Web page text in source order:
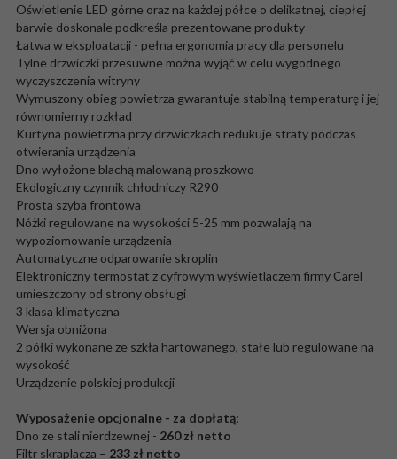
Oświetlenie LED górne oraz na każdej półce o delikatnej, ciepłej
barwie doskonale podkreśla prezentowane produkty
Łatwa w eksploatacji - pełna ergonomia pracy dla personelu
Tylne drzwiczki przesuwne można wyjąć w celu wygodnego
wyczyszczenia witryny
Wymuszony obieg powietrza gwarantuje stabilną temperaturę i jej
równomierny rozkład
Kurtyna powietrzna przy drzwiczkach redukuje straty podczas
otwierania urządzenia
Dno wyłożone blachą malowaną proszkowo
Ekologiczny czynnik chłodniczy R290
Prosta szyba frontowa
Nóżki regulowane na wysokości 5-25 mm pozwalają na
wypoziomowanie urządzenia
Automatyczne odparowanie skroplin
Elektroniczny termostat z cyfrowym wyświetlaczem firmy Carel
umieszczony od strony obsługi
3 klasa klimatyczna
Wersja obniżona
2 półki wykonane ze szkła hartowanego, stałe lub regulowane na
wysokość
Urządzenie polskiej produkcji
Wyposażenie opcjonalne - za dopłatą:
Dno ze stali nierdzewnej - 260 zł netto
Filtr skraplacza – 233 zł netto